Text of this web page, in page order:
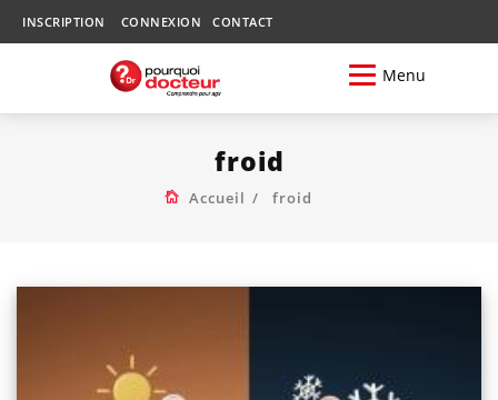
INSCRIPTION CONNEXION CONTACT
Menu
froid
Accueil froid